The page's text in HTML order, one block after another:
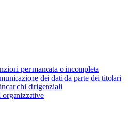
per mancata o incompleta
dei dati da parte dei titolari
dirigenziali
organizzative